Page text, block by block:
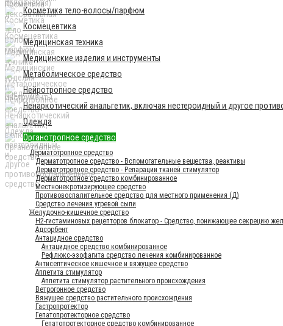
Косметика тело-волосы/парфюм
Космецевтика
Медицинская техника
Медицинские изделия и инструменты
Метаболическое средство
Нейротропное средство
Ненаркотический анальгетик, включая нестероидный и другое
Одежда
Органотропное средство
Дерматотропное средство
Дерматотропное средство - Вспомогательные вещества, реактивы
Дерматотропное средство - Репарации тканей стимулятор
Дерматотропное средство комбинированное
Местнонекротизирующее средство
Противовоспалительное средство для местного применения (Д)
Средство лечения угревой сыпи
Желудочно-кишечное средство
H2-гистаминовых рецепторов блокатор - Средство, понижающее секрецию
Адсорбент
Антацидное средство
Антацидное средство комбинированное
Рефлюкс-эзофагита средство лечения комбинированное
Антисептическое кишечное и вяжущее средство
Аппетита стимулятор
Аппетита стимулятор растительного происхождения
Ветрогонное средство
Вяжущее средство растительного происхождения
Гастропротектор
Гепатопротекторное средство
Гепатопротекторное средство комбинированное